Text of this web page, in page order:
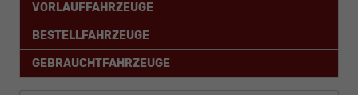
VORLAUFFAHRZEUGE
BESTELLFAHRZEUGE
GEBRAUCHTFAHRZEUGE